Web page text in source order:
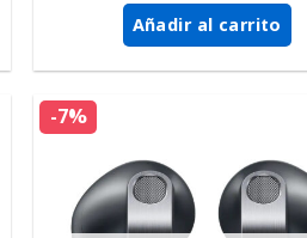
Añadir al carrito
-7%